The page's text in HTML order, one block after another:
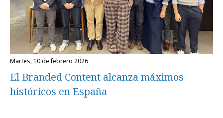
martes, 10 de febrero 2026
El Branded Content alcanza máximos
históricos en España